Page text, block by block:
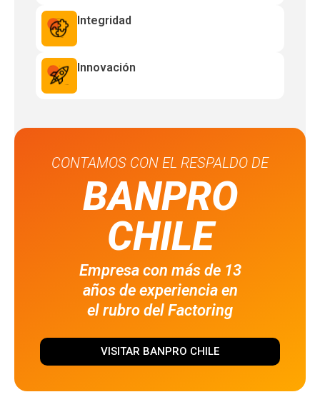
Integridad
Innovación
CONTAMOS CON EL RESPALDO DE
BANPRO
CHILE
Empresa con más de 13
años de experiencia en
el rubro del Factoring
VISITAR BANPRO CHILE